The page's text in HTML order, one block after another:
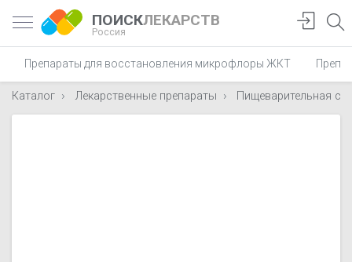
ПОИСКЛЕКАРСТВ
Россия
Препараты для восстановления микрофлоры ЖКТ
Каталог Лекарственные препараты Пищеварительная